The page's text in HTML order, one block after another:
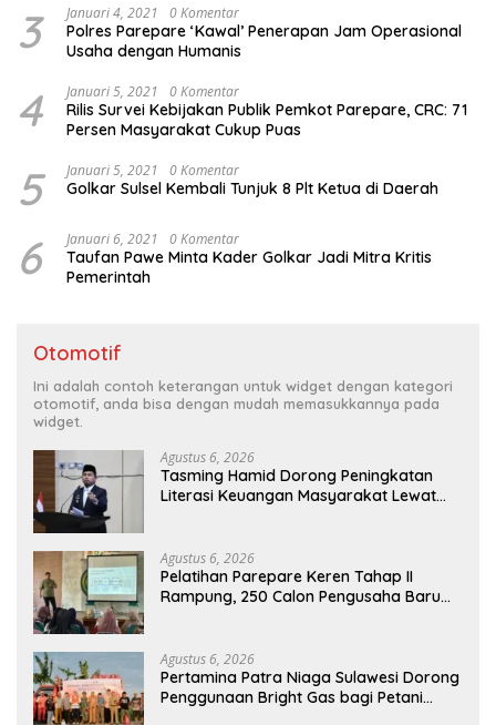
3 Januari 4, 2021 0 Komentar
Polres Parepare ‘Kawal’ Penerapan Jam Operasional
Usaha dengan Humanis
4 Januari 5, 2021 0 Komentar
Rilis Survei Kebijakan Publik Pemkot Parepare, CRC: 71
Persen Masyarakat Cukup Puas
5 Januari 5, 2021 0 Komentar
Golkar Sulsel Kembali Tunjuk 8 Plt Ketua di Daerah
6 Januari 6, 2021 0 Komentar
Taufan Pawe Minta Kader Golkar Jadi Mitra Kritis
Pemerintah
Otomotif
Ini adalah contoh keterangan untuk widget dengan kategori
otomotif, anda bisa dengan mudah memasukkannya pada
widget.
Agustus 6, 2026
Tasming Hamid Dorong Peningkatan
Literasi Keuangan Masyarakat Lewat
Agustus 6, 2026
Pelatihan Parepare Keren Tahap II
Rampung, 250 Calon Pengusaha Baru
Agustus 6, 2026
Pertamina Patra Niaga Sulawesi Dorong
Penggunaan Bright Gas bagi Petani